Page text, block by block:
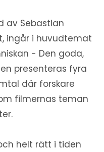
av Sebastian
ingår i huvudtemat
- Den goda,
presenteras fyra
där forskare
filmernas teman
helt rätt i tiden